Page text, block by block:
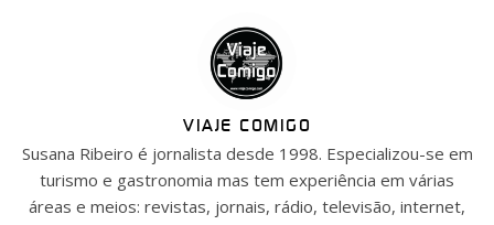
VIAJE COMIGO
Susana Ribeiro é jornalista desde 1998. Especializou-se em
turismo e gastronomia mas tem experiência em várias
áreas e meios: revistas, jornais, rádio, televisão, internet,